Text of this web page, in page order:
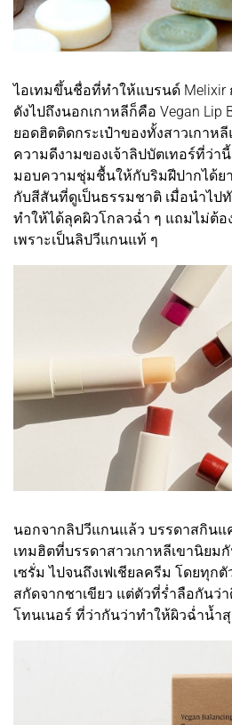
ไอเทมขึ้นชื่อที่ทำให้แบรนด์ Melixir
ดังไปถึงนอกเกาหลีก็คือ Vegan Lip
ยอดฮิตติดกระเป๋าของทั้งสาวเกาห
ความดีงามของเจ้าลิปบัตเทอร์ที่ว่
มอบความชุ่มชื้นให้กับริมฝีปากได้ย
กับสีสันที่ดูเป็นธรรมชาติ เมื่อนำไ
ทำให้ได้ลุคผิวโกลวฉ่ำ ๆ แถมไม่ต้อ
เพราะเป็นลิปวีแกนแท้ ๆ
นอกจากลิปวีแกนแล้ว บรรดาสกินแ
เทมฮิตที่บรรดาสาวเกาหลีเขานิยม
เซรั่ม ไปจนถึงเฟเชียลครีม โดยทุก
สกัดจากชาเขียว แต่ตัวที่ร่ำลือกันว่
โทนเนอร์ ที่ว่ากันว่าทำให้ผิวฉ่ำน้ำ